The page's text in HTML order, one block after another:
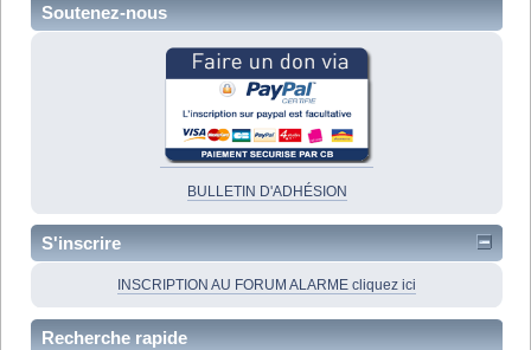
Soutenez-nous
BULLETIN D'ADHÉSION
S'inscrire
INSCRIPTION AU FORUM ALARME cliquez ici
Recherche rapide